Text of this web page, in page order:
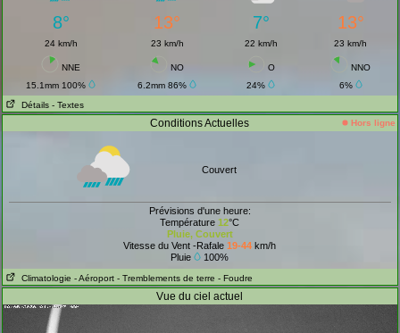
8° 13° 7° 13°
24 km/h 23 km/h 22 km/h 23 km/h
NNE NO O
NNO
15.1mm 100%
6.2mm 86% 24%
6%
Détails - Textes
Conditions Actuelles Hors ligne
Couvert
Prévisions d'une heure:
Température12°C
Pluie, Couvert
Vitesse du Vent -Rafale19-44 km/h
Pluie
100%
Climatologie - Aéroport - Tremblements de terre - Foudre
Vue du ciel actuel